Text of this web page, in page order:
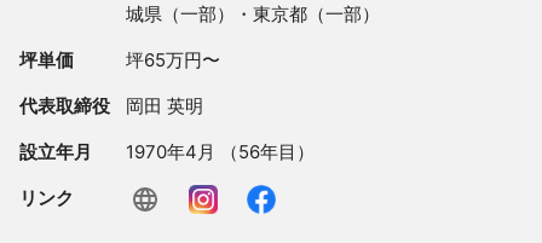
城県（一部）・東京都（一部）
坪単価 坪65万円〜
代表取締役 岡田 英明
設立年月 1970年4月 （56年目）
リンク